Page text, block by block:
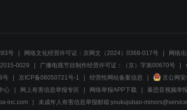
号 网络文化经营许可证：京网文（2024）0368-017号 网络
0029
广播电视节目制作经营许可证：（京）字第00670号
号 京ICP备06050721号-1 经营性网站备案信息 京公网
心 网上有害信息举报专区 网络举报APP下载 暴恐音视频举
inc.com
未成年人有害信息举报邮箱:youkujubao-